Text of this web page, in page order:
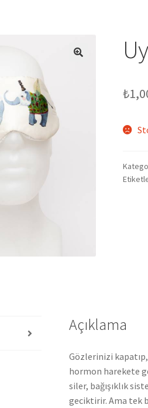
₺
Açıklama
Gözlerinizi
hormon harekete
siler, bağışıklık
geciktirir. Ama tek